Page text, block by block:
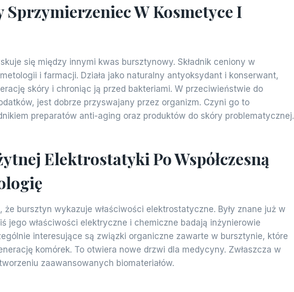
W Kosmetyce I
się między innymi kwas bursztynowy. Składnik ceniony w
i farmacji. Działa jako naturalny antyoksydant i konserwant,
skóry i chroniąc ją przed bakteriami. W przeciwieństwie do
jest dobrze przyswajany przez organizm. Czyni go to
preparatów anti-aging oraz produktów do skóry problematycznej.
Elektrostatyki Po Współczesną
że bursztyn wykazuje właściwości elektrostatyczne. Były znane już w
jego właściwości elektryczne i chemiczne badają inżynierowie
interesujące są związki organiczne zawarte w bursztynie, które
komórek. To otwiera nowe drzwi dla medycyny. Zwłaszcza w
zaawansowanych biomateriałów.